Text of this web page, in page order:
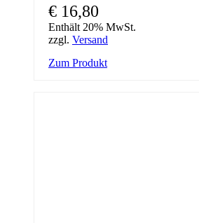
€ 16,80
Enthält 20% MwSt.
zzgl. Versand
Zum Produkt